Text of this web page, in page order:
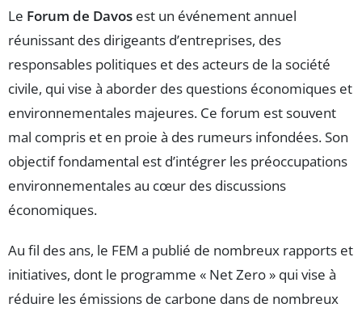
Le Forum de Davos est un événement annuel
réunissant des dirigeants d’entreprises, des
responsables politiques et des acteurs de la société
civile, qui vise à aborder des questions économiques et
environnementales majeures. Ce forum est souvent
mal compris et en proie à des rumeurs infondées. Son
objectif fondamental est d’intégrer les préoccupations
environnementales au cœur des discussions
économiques.
Au fil des ans, le FEM a publié de nombreux rapports et
initiatives, dont le programme « Net Zero » qui vise à
réduire les émissions de carbone dans de nombreux